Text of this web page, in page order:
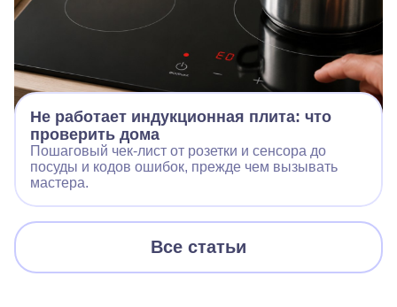
Не работает индукционная плита: что
проверить дома
Пошаговый чек‑лист от розетки и сенсора до
посуды и кодов ошибок, прежде чем вызывать
мастера.
Все статьи